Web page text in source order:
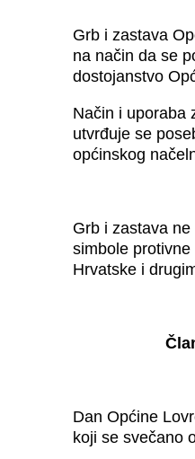
Grb i zastava
na način da se
dostojanstvo
Način i uporaba
utvrđuje se
općinskog
Grb i zastava
simbole
Hrvatske i
Dan Općine
koji se svečano